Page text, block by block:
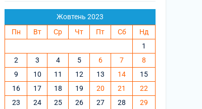
Жовтень 2023
Пн
Вт Ср Чт Пт Сб
Нд
1
2
3 4 5 6 7
8
9
10 11 12 13 14
15
16
17 18 19 20 21
22
23
24 25 26 27 28
29